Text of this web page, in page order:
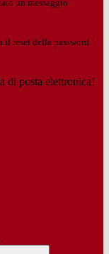
un messaggio
il reset della password
di posta elettronica!